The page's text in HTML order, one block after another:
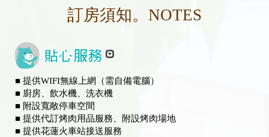
訂房須知。NOTES
■ 提供WIFI無線上網（需自備電腦）
■ 廚房、飲水機、洗衣機
■ 附設寬敞停車空間
■ 提供代訂烤肉用品服務、附設烤肉場地
■ 提供花蓮火車站接送服務